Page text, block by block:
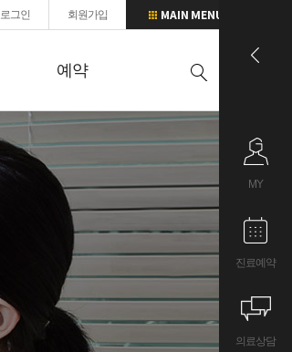
로그인 회원가입
예약
MY
진료예약
의료상담